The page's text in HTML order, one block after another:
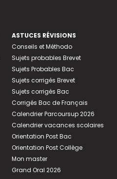
ASTUCES RÉVISIONS
Conseils et Méthodo
Sujets probables Brevet
Sujets Probables Bac
Sujets corrigés Brevet
Sujets corrigés Bac
Corrigés Bac de Français
Calendrier Parcoursup 2026
Calendrier vacances scolaires
Orientation Post Bac
Orientation Post Collège
Mon master
Grand Oral 2026